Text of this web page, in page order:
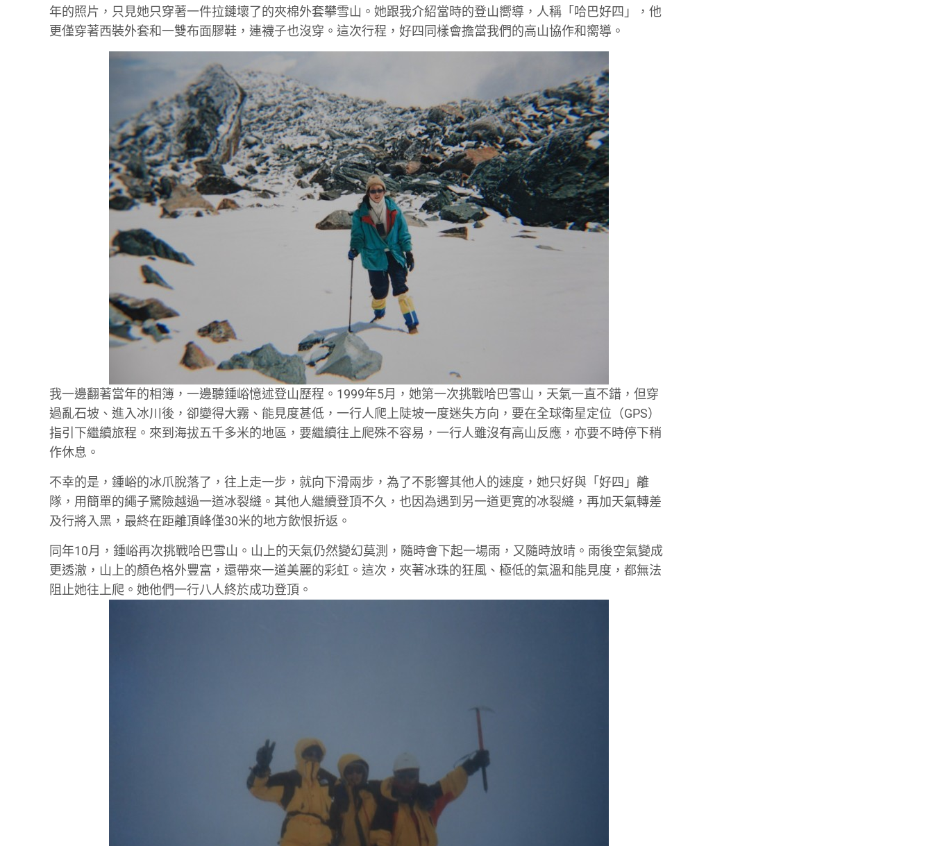
年的照片，只見她只穿著一件拉鏈壞了的夾棉外套攀雪山。她跟我介紹當時的登山嚮導，人稱「哈巴好四」，他
更僅穿著西裝外套和一雙布面膠鞋，連襪子也沒穿。這次行程，好四同樣會擔當我們的高山協作和嚮導。
我一邊翻著當年的相簿，一邊聽鍾峪憶述登山歷程。1999年5月，她第一次挑戰哈巴雪山，天氣一直不錯，但穿
過亂石坡、進入冰川後，卻變得大霧、能見度甚低，一行人爬上陡坡一度迷失方向，要在全球衛星定位（GPS）
指引下繼續旅程。來到海拔五千多米的地區，要繼續往上爬殊不容易，一行人雖沒有高山反應，亦要不時停下稍
作休息。
不幸的是，鍾峪的冰爪脫落了，往上走一步，就向下滑兩步，為了不影響其他人的速度，她只好與「好四」離
隊，用簡單的繩子驚險越過一道冰裂縫。其他人繼續登頂不久，也因為遇到另一道更寛的冰裂縫，再加天氣轉差
及行將入黑，最終在距離頂峰僅30米的地方飲恨折返。
同年10月，鍾峪再次挑戰哈巴雪山。山上的天氣仍然變幻莫測，隨時會下起一場雨，又隨時放晴。雨後空氣變成
更透澈，山上的顏色格外豐富，還帶來一道美麗的彩虹。這次，夾著冰珠的狂風、極低的氣溫和能見度，都無法
阻止她往上爬。她他們一行八人終於成功登頂。